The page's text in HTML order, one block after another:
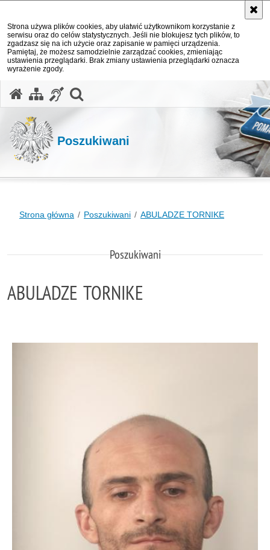
Strona używa plików cookies, aby ułatwić użytkownikom korzystanie z
serwisu oraz do celów statystycznych. Jeśli nie blokujesz tych plików, to
zgadzasz się na ich użycie oraz zapisanie w pamięci urządzenia.
Pamiętaj, że możesz samodzielnie zarządzać cookies, zmieniając
ustawienia przeglądarki. Brak zmiany ustawienia przeglądarki oznacza
wyrażenie zgody.
Poszukiwani
Strona główna Poszukiwani ABULADZE TORNIKE
Poszukiwani
ABULADZE TORNIKE